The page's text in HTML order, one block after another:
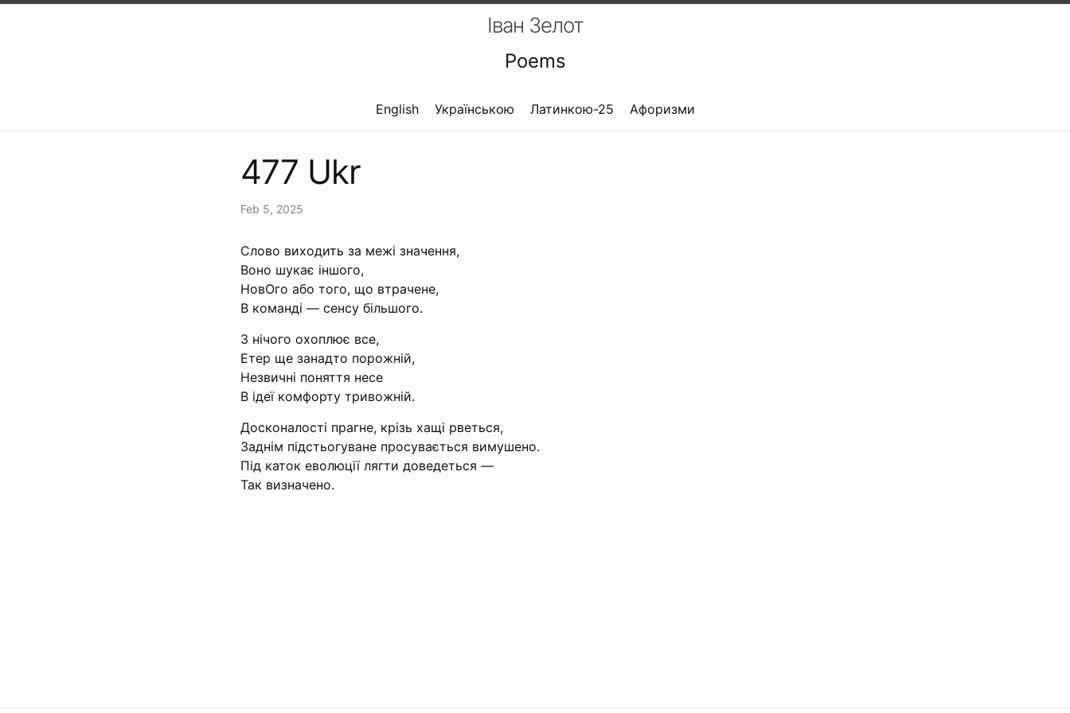
Іван Зелот
Poems
English Українською Латинкою-25 Афоризми
477 Ukr
Feb 5, 2025
Слово виходить за межі значення,
Воно шукає іншого,
НовОго або того, що втрачене,
В команді — сенсу більшого.
З нічого охоплює все,
Етер ще занадто порожній,
Незвичні поняття несе
В ідеї комфорту тривожній.
Досконалості прагне, крізь хащі рветься,
Заднім підстьогуване просувається вимушено.
Під каток еволюції лягти доведеться —
Так визначено.